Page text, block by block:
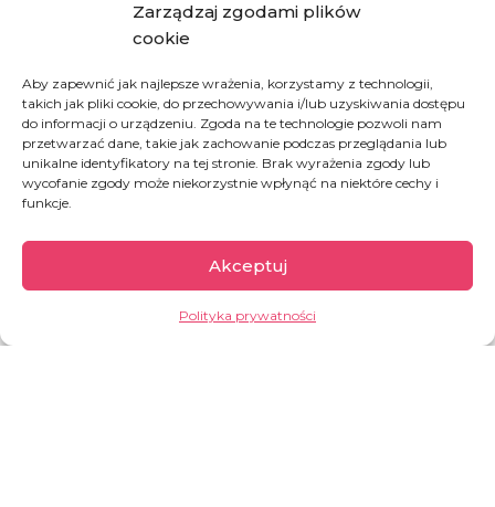
Zarządzaj zgodami plików
cookie
Aby zapewnić jak najlepsze wrażenia, korzystamy z technologii,
takich jak pliki cookie, do przechowywania i/lub uzyskiwania dostępu
do informacji o urządzeniu. Zgoda na te technologie pozwoli nam
przetwarzać dane, takie jak zachowanie podczas przeglądania lub
unikalne identyfikatory na tej stronie. Brak wyrażenia zgody lub
wycofanie zgody może niekorzystnie wpłynąć na niektóre cechy i
funkcje.
Akceptuj
Polityka prywatności
Ngalakh to symbol, któryłączy
ponad podziałami religijnymi i
geograficznymi
Na południe od Mauretanii, w Senegalu,
muzułmanie od pokoleń dzielą się jednym posiłkiem. W
Wielki Czwartek chrześcijanie przygotowują
deser z prosa, orzeszków i baobabu. Nie jedzą go sami.
Dzielą się nim z sąsiadami – bez względu na religię.